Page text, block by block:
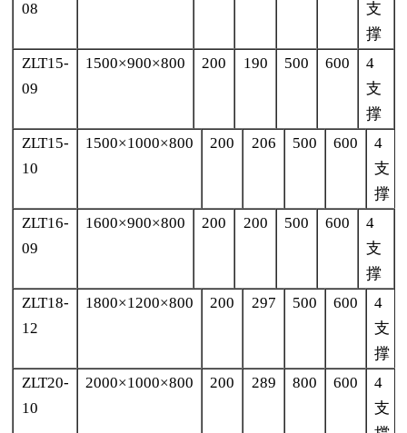
08
支
撑
ZLT15-
09
1500×900×800 200 190 500 600
4
支
撑
ZLT15-
10
1500×1000×800 200 206 500 600
4
支
撑
ZLT16-
09
1600×900×800 200 200 500 600
4
支
撑
ZLT18-
12
1800×1200×800 200 297 500 600
4
支
撑
ZLT20-
10
2000×1000×800 200 289 800 600
4
支